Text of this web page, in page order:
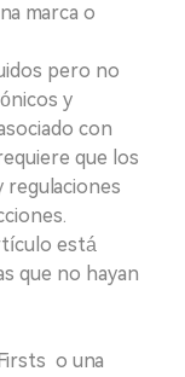
marca o
pero no
y
con
que los
regulaciones
está
que no hayan
o una